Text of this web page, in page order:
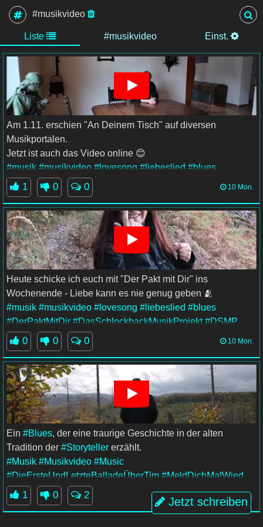
#musikvideo
Liste #musikvideo Einst.
Jetzt schreiben
Am 1.11. erschien "An Deinem Tisch" auf diversen
Musikportalen.
Jetzt ist auch das Video online 😊
#musik #musikvideo #lovesong #liebeslied #blues
#AnDeinemTisch #DasSchlockbackMusikProjekt #DSMP
1 0 0 10 Mon.
Heute schicke ich euch mit "Der Pakt mit Dir" ins
Wochenende - Liebe kann es nie genug geben 🫂
#musik #musikvideo #lovesong #liebeslied #blues
#DerPaktMitDir #DasSchlockbackMusikProjekt #DSMP
#LiebeIstAlles
#SchönesGegenDoofes
#FloodTheZoneMitSchoenem
0 0 0 10 Mon.
Ein #Blues, der eine traurige Geschichte in der alten
Tradition der #Storyteller erzählt.
#Musik #Musikvideo #Music
#DieErsteUndLetzteBalladeÜberTim #MeldDichMalWieder
#DasSchlockbackMusikProjekt
#DSMP #LiebeIstAlles
#SchönesGegenDoofes
1 0 2 10 Mon.